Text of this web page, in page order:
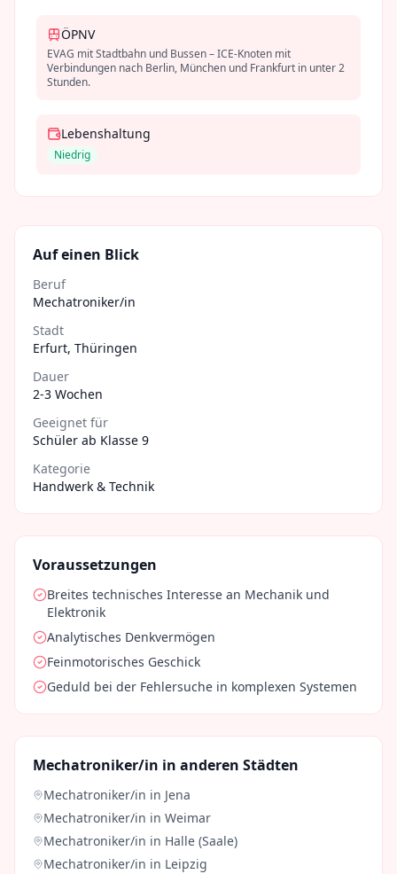
ÖPNV
EVAG mit Stadtbahn und Bussen – ICE-Knoten mit
Verbindungen nach Berlin, München und Frankfurt in unter 2
Stunden.
Lebenshaltung
Niedrig
Auf einen Blick
Beruf
Mechatroniker/in
Stadt
Erfurt, Thüringen
Dauer
2-3 Wochen
Geeignet für
Schüler ab Klasse 9
Kategorie
Handwerk & Technik
Voraussetzungen
Breites technisches Interesse an Mechanik und
Elektronik
Analytisches Denkvermögen
Feinmotorisches Geschick
Geduld bei der Fehlersuche in komplexen Systemen
Mechatroniker/in in anderen Städten
Mechatroniker/in in Jena
Mechatroniker/in in Weimar
Mechatroniker/in in Halle (Saale)
Mechatroniker/in in Leipzig